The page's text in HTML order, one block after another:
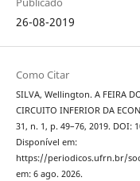
26-08-2019
Como Citar
SILVA, Wellington. A FEIRA
CIRCUITO INFERIOR DA
31, n. 1, p. 49–76, 2019. DOI:
Disponível em:
https://periodicos.ufrn.br/
em: 6 ago. 2026.